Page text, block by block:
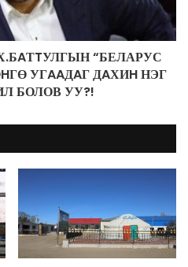
“БЕЛАРУС
УГAAДAГ ДAХИH НЭГ
БОЛОВ УУ?!